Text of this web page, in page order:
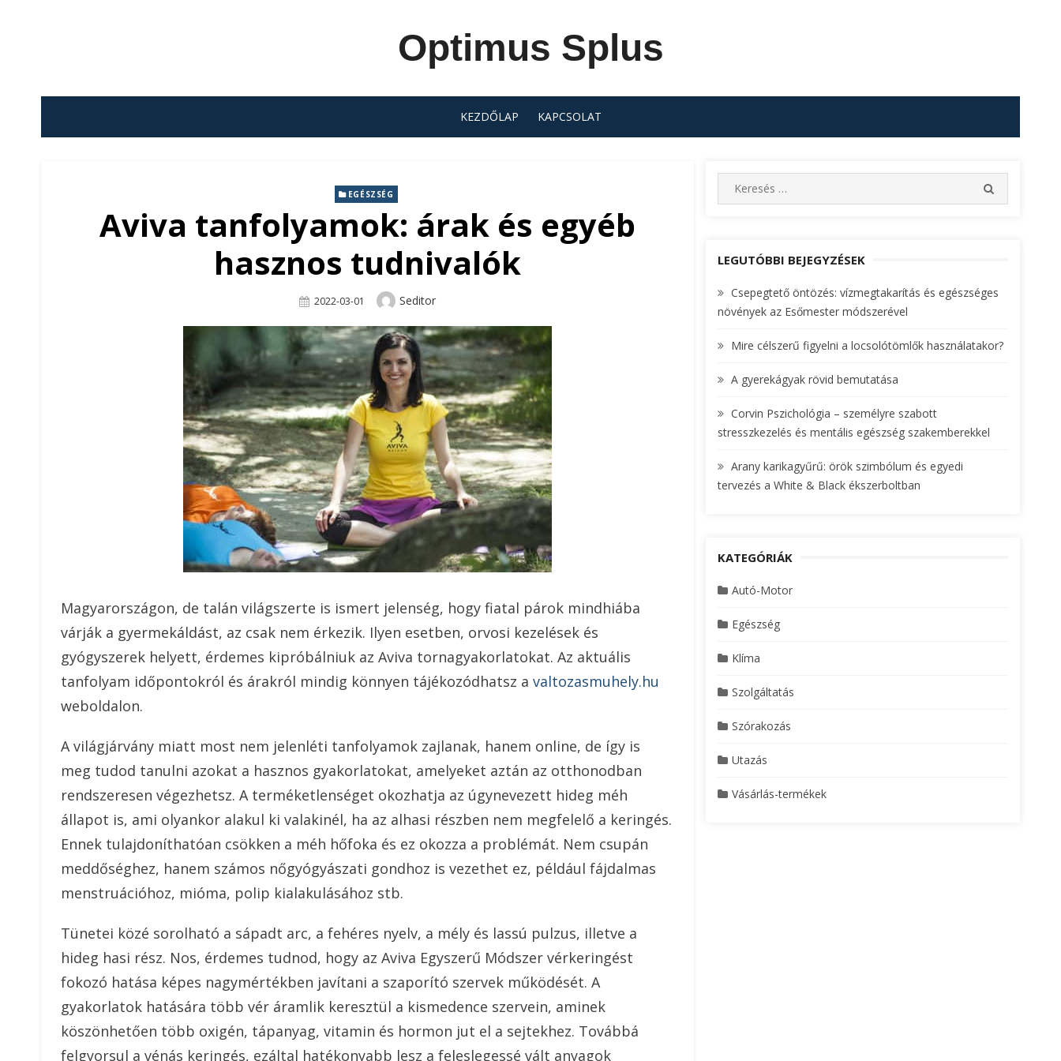
Optimus Splus
KEZDŐLAP KAPCSOLAT
EGÉSZSÉG
Aviva tanfolyamok: árak és egyéb
hasznos tudnivalók
Posted
2022-03-01 Author
Seditor
Magyarországon, de talán világszerte is ismert jelenség, hogy fiatal párok mindhiába
várják a gyermekáldást, az csak nem érkezik. Ilyen esetben, orvosi kezelések és
gyógyszerek helyett, érdemes kipróbálniuk az Aviva tornagyakorlatokat. Az aktuális
tanfolyam időpontokról és árakról mindig könnyen tájékozódhatsz a valtozasmuhely.hu
weboldalon.
A világjárvány miatt most nem jelenléti tanfolyamok zajlanak, hanem online, de így is
meg tudod tanulni azokat a hasznos gyakorlatokat, amelyeket aztán az otthonodban
rendszeresen végezhetsz. A terméketlenséget okozhatja az úgynevezett hideg méh
állapot is, ami olyankor alakul ki valakinél, ha az alhasi részben nem megfelelő a keringés.
Ennek tulajdoníthatóan csökken a méh hőfoka és ez okozza a problémát. Nem csupán
meddőséghez, hanem számos nőgyógyászati gondhoz is vezethet ez, például fájdalmas
menstruációhoz, mióma, polip kialakulásához stb.
Tünetei közé sorolható a sápadt arc, a fehéres nyelv, a mély és lassú pulzus, illetve a
hideg hasi rész. Nos, érdemes tudnod, hogy az Aviva Egyszerű Módszer vérkeringést
fokozó hatása képes nagymértékben javítani a szaporító szervek működését. A
gyakorlatok hatására több vér áramlik keresztül a kismedence szervein, aminek
köszönhetően több oxigén, tápanyag, vitamin és hormon jut el a sejtekhez. Továbbá
felgyorsul a vénás keringés, ezáltal hatékonyabb lesz a feleslegessé vált anyagok
e
c
f
o
:
E
LEGUTÓBBI BEJEGYZÉSEK
Csepegtető öntözés: vízmegtakarítás és egészséges
növények az Esőmester módszerével
Mire célszerű figyelni a locsolótömlők használatakor?
A gyerekágyak rövid bemutatása
Corvin Pszichológia – személyre szabott
stresszkezelés és mentális egészség szakemberekkel
Arany karikagyűrű: örök szimbólum és egyedi
tervezés a White & Black ékszerboltban
KATEGÓRIÁK
Autó-Motor
Egészség
Klíma
Szolgáltatás
Szórakozás
Utazás
Vásárlás-termékek